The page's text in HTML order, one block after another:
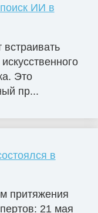
ИИ в
встраивать
Это
пр...
в
притяжения
21 мая